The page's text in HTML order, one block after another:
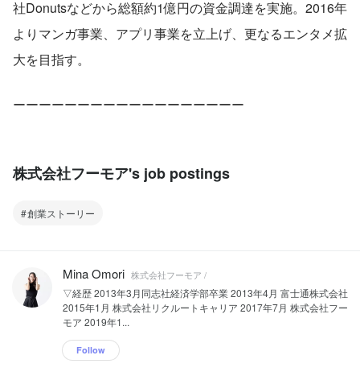
社Donutsなどから総額約1億円の資金調達を実施。2016年
よりマンガ事業、アプリ事業を立上げ、更なるエンタメ拡
大を目指す。
ーーーーーーーーーーーーーーーーーー
株式会社フーモア's job postings
創業ストーリー
Mina Omori 株式会社フーモア /
▽経歴 2013年3月同志社経済学部卒業 2013年4月 富士通株式会社
2015年1月 株式会社リクルートキャリア 2017年7月 株式会社フー
モア 2019年1...
Follow